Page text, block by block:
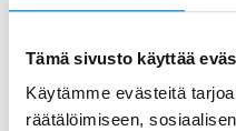
Tämä sivusto käyttää
Käytämme evästeitä
räätälöimiseen,
RAPORTTI-
6 joulu 2023